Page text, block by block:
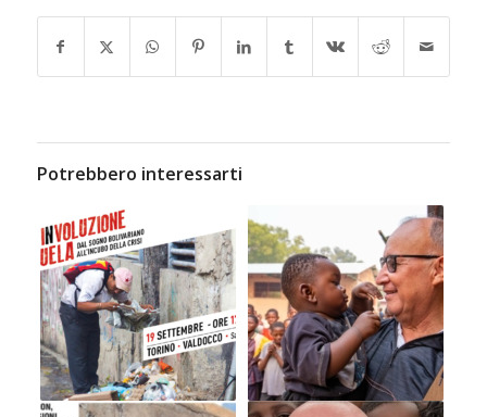
Potrebbero interessarti